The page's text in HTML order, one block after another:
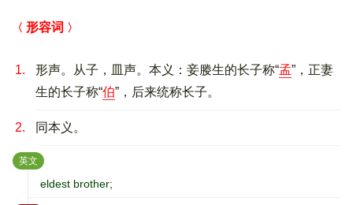
形容词
1. 形声。从子，皿声。本义：妾媵生的长子称“孟”，正妻
生的长子称“伯”，后来统称长子。
2. 同本义。
英文 ：
eldest brother;